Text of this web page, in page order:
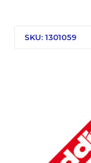
SKU: 1301059